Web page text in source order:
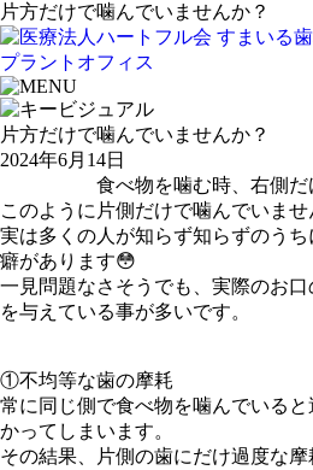
片方だけで噛んでいませんか？
片方だけで噛んでいませんか？
2024年6月14日
食べ物を噛む時、右側だ
このように片側だけで噛んでいませ
実は多くの人が知らず知らずのう
癖があります😳
一見問題なさそうでも、実際のお
を与えている事が多いです。
①不均等な歯の摩耗
常に同じ側で食べ物を噛んでいる
かってしまいます。
その結果、片側の歯にだけ過度な